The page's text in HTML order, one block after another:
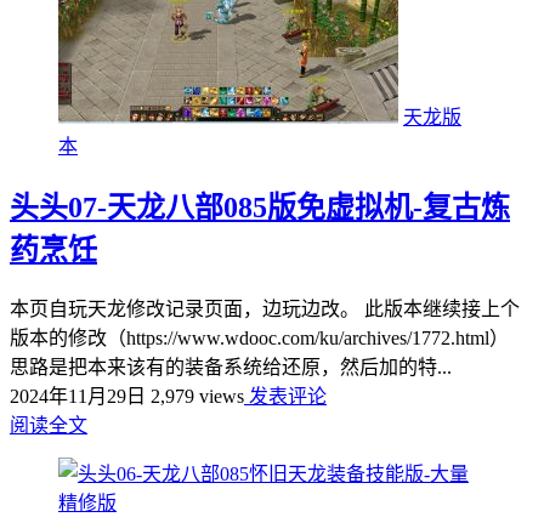
天龙版
本
头头07-天龙八部085版免虚拟机-复古炼
药烹饪
本页自玩天龙修改记录页面，边玩边改。 此版本继续接上个
版本的修改（https://www.wdooc.com/ku/archives/1772.html）
思路是把本来该有的装备系统给还原，然后加的特...
2024年11月29日 2,979 views 发表评论
阅读全文